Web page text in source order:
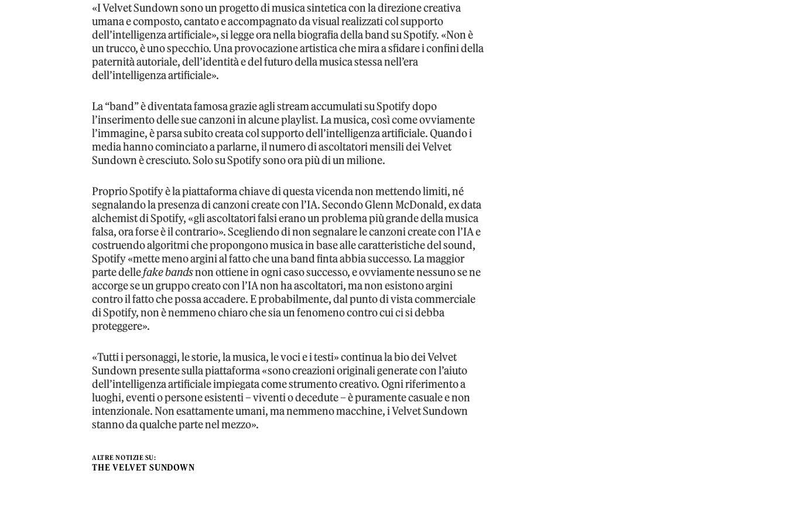
«I Velvet Sundown sono un progetto di musica sintetica con la direzione creativa
umana e composto, cantato e accompagnato da visual realizzati col supporto
dell’intelligenza artificiale», si legge ora nella biografia della band su Spotify. «Non è
un trucco, è uno specchio. Una provocazione artistica che mira a sfidare i confini della
paternità autoriale, dell’identità e del futuro della musica stessa nell’era
dell’intelligenza artificiale».
La “band” è diventata famosa grazie agli stream accumulati su Spotify dopo
l’inserimento delle sue canzoni in alcune playlist. La musica, così come ovviamente
l’immagine, è parsa subito creata col supporto dell’intelligenza artificiale. Quando i
media hanno cominciato a parlarne, il numero di ascoltatori mensili dei Velvet
Sundown è cresciuto. Solo su Spotify sono ora più di un milione.
Proprio Spotify è la piattaforma chiave di questa vicenda non mettendo limiti, né
segnalando la presenza di canzoni create con l’IA. Secondo Glenn McDonald, ex data
alchemist di Spotify, «gli ascoltatori falsi erano un problema più grande della musica
falsa, ora forse è il contrario». Scegliendo di non segnalare le canzoni create con l’IA e
costruendo algoritmi che propongono musica in base alle caratteristiche del sound,
Spotify «mette meno argini al fatto che una band finta abbia successo. La maggior
parte dellefake bandsnon ottiene in ogni caso successo, e ovviamente nessuno se ne
accorge se un gruppo creato con l’IA non ha ascoltatori, ma non esistono argini
contro il fatto che possa accadere. E probabilmente, dal punto di vista commerciale
di Spotify, non è nemmeno chiaro che sia un fenomeno contro cui ci si debba
proteggere».
«Tutti i personaggi, le storie, la musica, le voci e i testi» continua la bio dei Velvet
Sundown presente sulla piattaforma «sono creazioni originali generate con l’aiuto
dell’intelligenza artificiale impiegata come strumento creativo. Ogni riferimento a
luoghi, eventi o persone esistenti – viventi o decedute – è puramente casuale e non
intenzionale. Non esattamente umani, ma nemmeno macchine, i Velvet Sundown
stanno da qualche parte nel mezzo».
ALTRE NOTIZIE SU:
THE VELVET SUNDOWN